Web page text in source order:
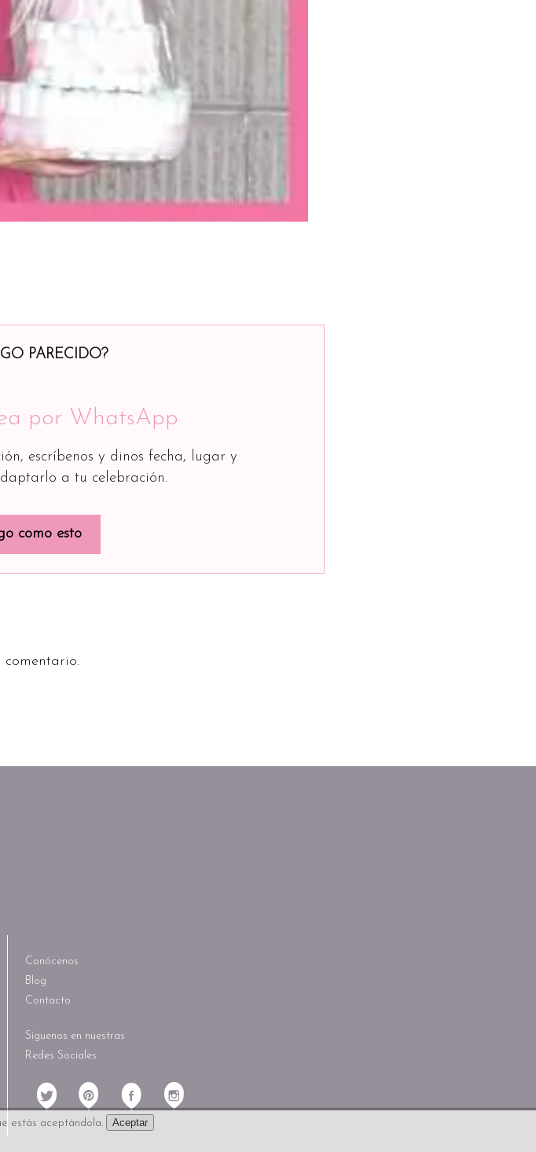
estás aceptándola. Aceptar
PARECIDO?
por WhatsApp
escríbenos y dinos fecha, lugar y
a tu celebración.
como esto
Conócenos
Blog
Contacto
Síguenos en nuestras
Redes Sociales